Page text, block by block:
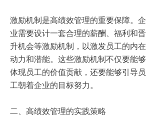
激励机制是高绩效管理的重要保障。企
业需要设计一套合理的薪酬、福利和晋
升机会等激励机制，以激发员工的内在
动力和潜能。这些激励机制不仅要能够
体现员工的价值贡献，还要能够引导员
工朝着企业的目标努力。
二、高绩效管理的实践策略